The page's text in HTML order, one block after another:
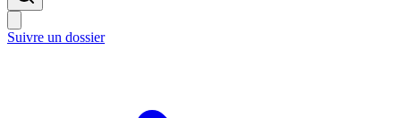
Suivre un dossier